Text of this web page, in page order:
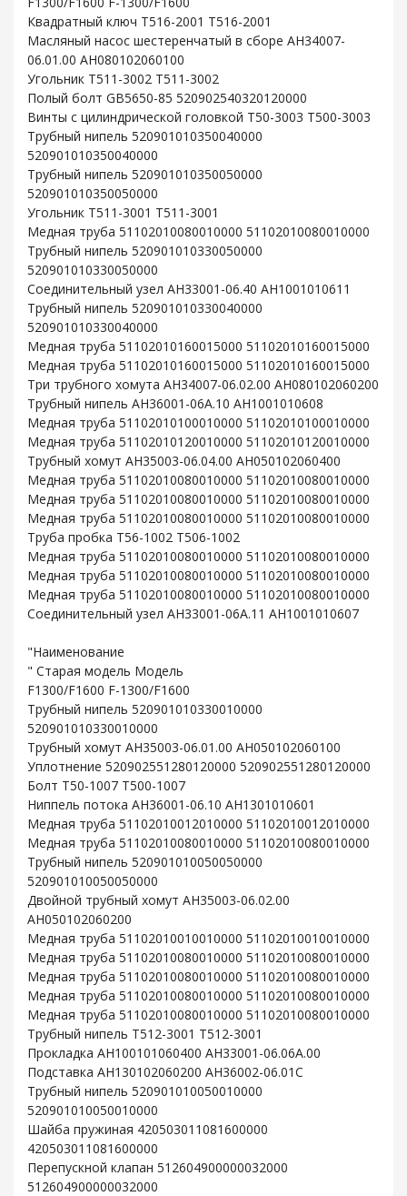
Квадратный ключ T516-2001 T516-2001
Масляный насос шестеренчатый в сборе AH34007-
06.01.00 AH080102060100
Угольник T511-3002 T511-3002
Полый болт GB5650-85 520902540320120000
Винты с цилиндрической головкой T50-3003 T500-3003
Трубный нипель 520901010350040000
520901010350040000
Трубный нипель 520901010350050000
520901010350050000
Угольник T511-3001 T511-3001
Медная труба 51102010080010000 51102010080010000
Трубный нипель 520901010330050000
520901010330050000
Соединительный узел AH33001-06.40 AH1001010611
Трубный нипель 520901010330040000
520901010330040000
Медная труба 51102010160015000 51102010160015000
Медная труба 51102010160015000 51102010160015000
Три трубного хомута AH34007-06.02.00 AH080102060200
Трубный нипель AH36001-06A.10 AH1001010608
Медная труба 51102010100010000 51102010100010000
Медная труба 51102010120010000 51102010120010000
Трубный хомут AH35003-06.04.00 AH050102060400
Медная труба 51102010080010000 51102010080010000
Медная труба 51102010080010000 51102010080010000
Медная труба 51102010080010000 51102010080010000
Труба пробка T56-1002 T506-1002
Медная труба 51102010080010000 51102010080010000
Медная труба 51102010080010000 51102010080010000
Медная труба 51102010080010000 51102010080010000
Соединительный узел AH33001-06A.11 AH1001010607
"Наименование
" Старая модель Модель
F1300/F1600 F-1300/F1600
Трубный нипель 520901010330010000
520901010330010000
Трубный хомут AH35003-06.01.00 AH050102060100
Уплотнение 520902551280120000 520902551280120000
Болт T50-1007 T500-1007
Ниппель потока AH36001-06.10 AH1301010601
Медная труба 51102010012010000 51102010012010000
Медная труба 51102010080010000 51102010080010000
Трубный нипель 520901010050050000
520901010050050000
Двойной трубный хомут AH35003-06.02.00
AH050102060200
Медная труба 51102010010010000 51102010010010000
Медная труба 51102010080010000 51102010080010000
Медная труба 51102010080010000 51102010080010000
Медная труба 51102010080010000 51102010080010000
Медная труба 51102010080010000 51102010080010000
Трубный нипель T512-3001 T512-3001
Прокладка AH100101060400 AH33001-06.06A.00
Подставка AH130102060200 AH36002-06.01C
Трубный нипель 520901010050010000
520901010050010000
Шайба пружиная 420503011081600000
420503011081600000
Перепускной клапан 512604900000032000
512604900000032000